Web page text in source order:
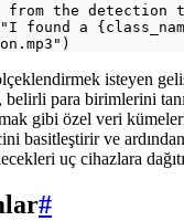
from the detection
found a
isteyen
, belirli para birimlerini
gibi özel veri
basitleştirir ve
uç cihazlara
#